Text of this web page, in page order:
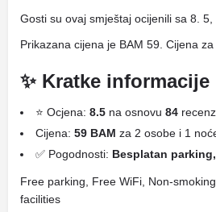
Gosti su ovaj smještaj ocijenili sa 8. 5,
Prikazana cijena je BAM 59. Cijena
✨ Kratke informacije
⭐ Ocjena: 8.5 na osnovu 84
Cijena: 59 BAM za 2 osobe i 1
✅ Pogodnosti: Besplatan
Free parking, Free WiFi, Non-
facilities